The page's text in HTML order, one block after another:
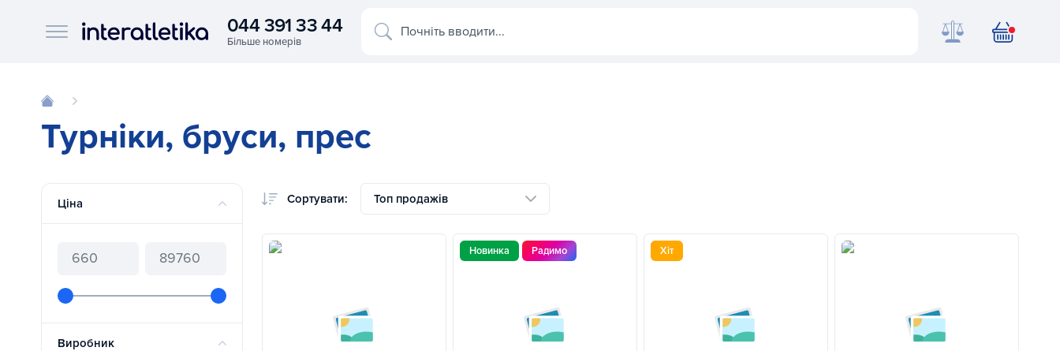
Interatletika logo
044 391 33 44 Почніть вводити...
Турніки, бруси, прес
Сортувати: Топ продажів
Новинка Радимо Хіт
Ціна
Виробник